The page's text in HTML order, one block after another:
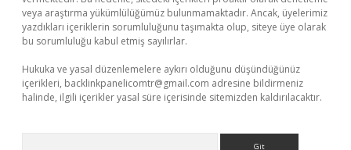
veya araştırma yükümlülüğümüz bulunmamaktadır. Ancak, üyelerimiz
yazdıkları içeriklerin sorumluluğunu taşımakta olup, siteye üye olarak
bu sorumluluğu kabul etmiş sayılırlar.
Hukuka ve yasal düzenlemelere aykırı olduğunu düşündüğünüz
içerikleri, backlinkpanelicomtr@gmail.com adresine bildirmeniz
halinde, ilgili içerikler yasal süre içerisinde sitemizden kaldırılacaktır.